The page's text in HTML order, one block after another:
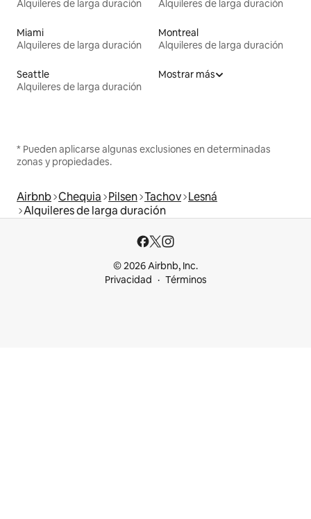
Alquileres de larga duración Alquileres de larga duración
Miami
Alquileres de larga duración
Montreal
Alquileres de larga duración
Seattle
Alquileres de larga duración
Mostrar más
* Pueden aplicarse algunas exclusiones en determinadas
zonas y propiedades.
Airbnb Chequia Pilsen Tachov Lesná
Alquileres de larga duración
© 2026 Airbnb, Inc.
Privacidad
Términos